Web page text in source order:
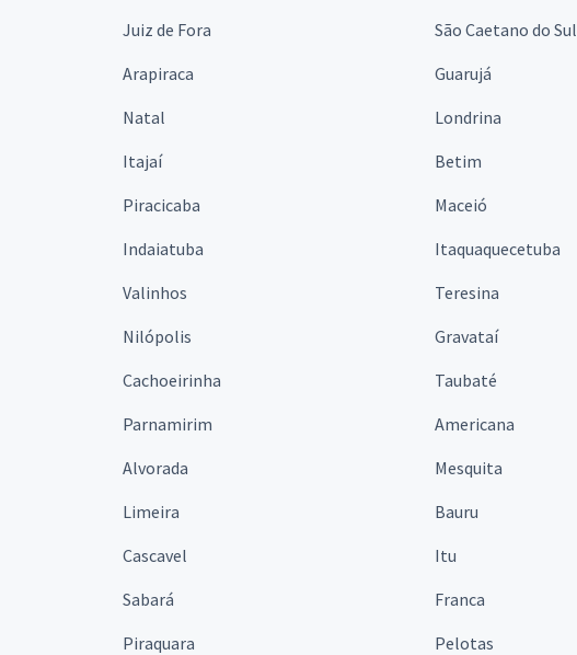
Juiz de Fora
São Caetano do Sul
Arapiraca
Guarujá
Natal
Londrina
Itajaí
Betim
Piracicaba
Maceió
Indaiatuba
Itaquaquecetuba
Valinhos
Teresina
Nilópolis
Gravataí
Cachoeirinha
Taubaté
Parnamirim
Americana
Alvorada
Mesquita
Limeira
Bauru
Cascavel
Itu
Sabará
Franca
Piraquara
Pelotas